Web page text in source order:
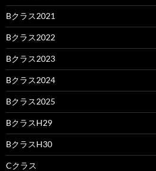
Bクラス2021
Bクラス2022
Bクラス2023
Bクラス2024
Bクラス2025
BクラスH29
BクラスH30
Cクラス